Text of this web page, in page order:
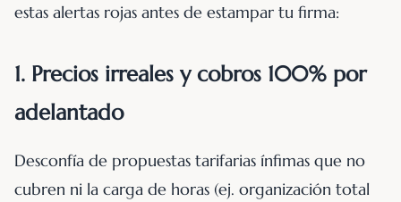
estas alertas rojas antes de estampar tu firma:
1. Precios irreales y cobros 100% por
adelantado
Desconfía de propuestas tarifarias ínfimas que no
cubren ni la carga de horas (ej. organización total